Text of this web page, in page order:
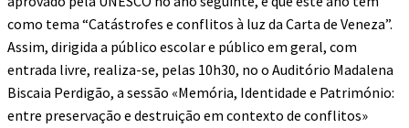
como tema “Catástrofes e conflitos à luz da Carta de Veneza”.
Assim, dirigida a público escolar e público em geral, com
entrada livre, realiza-se, pelas 10h30, no o Auditório Madalena
Biscaia Perdigão, a sessão «Memória, Identidade e Património:
entre preservação e destruição em contexto de conflitos»